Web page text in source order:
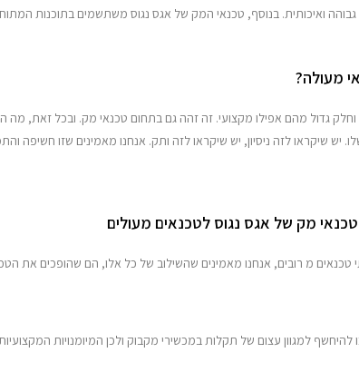
ואיכותית. בנוסף, טכנאי המק של אגס נגוס משתשמים בתוכנות
מעולה?
גדול מהם אפילו מקצועי. זה זהה גם בתחום טכנאי מק. ובכל זאת,
יש שיקראו לזה ניסיון, יש שיקראו לזה ותק. אנחנו מאמינים שזו חשיפה
טכנאים מ רובים, אנחנו מאמינים שהשילוב של כל אלו, הם שהופכים את
להיחשף למגוון עצום של תקלות במכשירי מקבוק ולכן המיומנויות